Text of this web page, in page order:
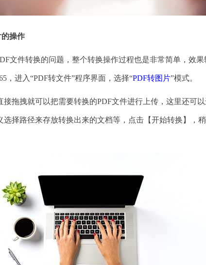
操作
件转换的问题，整个转换操作过程也是非常简单，效果
，进入“PDF转文件”程序界面，选择“PDF转图片”模式。
拽就可以把需要转换的PDF文件进行上传，这里还可
择路径来存放转换出来的文档等，点击【开始转换】，